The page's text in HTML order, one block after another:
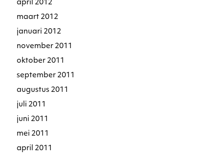
april 2012
maart 2012
januari 2012
november 2011
oktober 2011
september 2011
augustus 2011
juli 2011
juni 2011
mei 2011
april 2011